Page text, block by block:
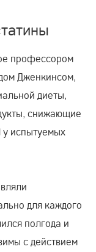
профессором
Дженкинсом,
диеты,
снижающие
у испытуемых
для каждого
полгода и
с действием